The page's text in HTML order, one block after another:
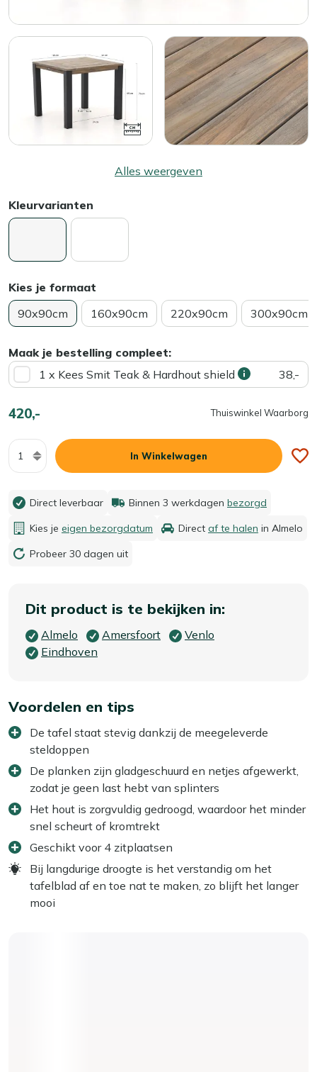
Alles weergeven
Kleurvarianten
Kies je formaat
90x90cm
160x90cm 220x90cm 300x90cm
Maak je bestelling compleet:
1 x Kees Smit Teak & Hardhout shield
38,-
420,- Thuiswinkel Waarborg
Aantal
In Winkelwagen
Direct leverbaar Binnen 3 werkdagen bezorgd
Kies je eigen bezorgdatum Direct af te halen in Almelo
Probeer 30 dagen uit
Dit product is te bekijken in:
Almelo Amersfoort
Venlo
Eindhoven
Voordelen en tips
De tafel staat stevig dankzij de meegeleverde
steldoppen
De planken zijn gladgeschuurd en netjes afgewerkt,
zodat je geen last hebt van splinters
Het hout is zorgvuldig gedroogd, waardoor het minder
snel scheurt of kromtrekt
Geschikt voor 4 zitplaatsen
Bij langdurige droogte is het verstandig om het
tafelblad af en toe nat te maken, zo blijft het langer
mooi